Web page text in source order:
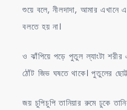
শুয়ে বলে, নীলদাদা, আমার
বলতে হয় না।
ও ঝাঁপিয়ে পড়ে পুতুল ল্যাংটা
ঠোঁট জিভ ঘষতে থাকে। পুতুলের
জয় চুপিচুপি তানিয়ার রুমে ঢুকে